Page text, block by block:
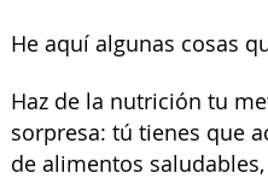
He aquí algunas cosas
Haz de la nutrición tu
sorpresa: tú tienes que
de alimentos